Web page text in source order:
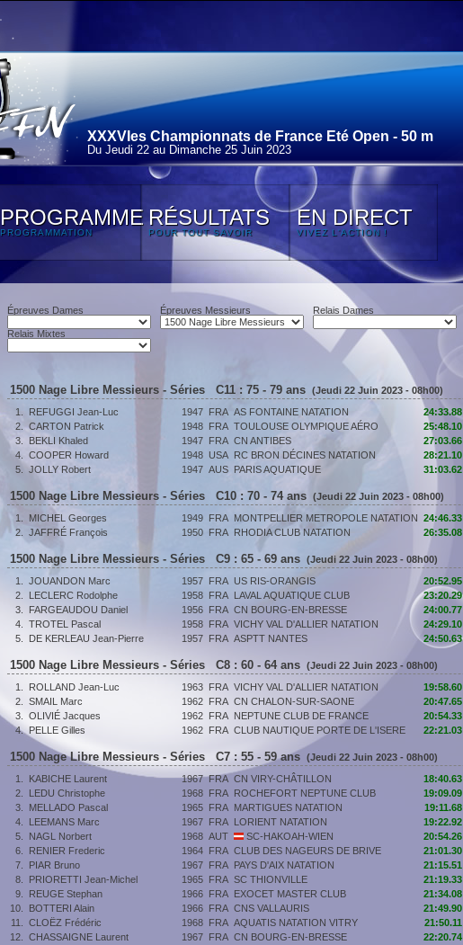
XXXVIes Championnats de France Eté Open - 50 m
Du Jeudi 22 au Dimanche 25 Juin 2023
PROGRAMME
PROGRAMMATION
RÉSULTATS
POUR TOUT SAVOIR
EN DIRECT
VIVEZ L'ACTION !
Épreuves Dames Épreuves Messieurs Relais Dames
Relais Mixtes
1500 Nage Libre Messieurs - Séries C11 : 75 - 79 ans (Jeudi 22 Juin 2023 - 08h00)
1.
REFUGGI Jean-Luc 1947 FRA AS FONTAINE NATATION 24:33.88
2.
CARTON Patrick 1948 FRA TOULOUSE OLYMPIQUE AÉRO 25:48.10
3. BEKLI Khaled 1947 FRA CN ANTIBES 27:03.66
4. COOPER Howard 1948 USA RC BRON DÉCINES NATATION 28:21.10
5. JOLLY Robert 1947 AUS PARIS AQUATIQUE 31:03.62
1500 Nage Libre Messieurs - Séries C10 : 70 - 74 ans (Jeudi 22 Juin 2023 - 08h00)
1.
MICHEL Georges 1949 FRA MONTPELLIER METROPOLE NATATION 24:46.33
2. JAFFRÉ François 1950 FRA RHODIA CLUB NATATION 26:35.08
1500 Nage Libre Messieurs - Séries C9 : 65 - 69 ans (Jeudi 22 Juin 2023 - 08h00)
1.
JOUANDON Marc 1957 FRA US RIS-ORANGIS 20:52.95
2. LECLERC Rodolphe 1958 FRA LAVAL AQUATIQUE CLUB 23:20.29
3. FARGEAUDOU Daniel 1956 FRA CN BOURG-EN-BRESSE 24:00.77
4. TROTEL Pascal 1958 FRA VICHY VAL D'ALLIER NATATION 24:29.10
5. DE KERLEAU Jean-Pierre 1957 FRA ASPTT NANTES 24:50.63
1500 Nage Libre Messieurs - Séries C8 : 60 - 64 ans (Jeudi 22 Juin 2023 - 08h00)
1.
ROLLAND Jean-Luc 1963 FRA VICHY VAL D'ALLIER NATATION 19:58.60
2. SMAIL Marc 1962 FRA CN CHALON-SUR-SAONE 20:47.65
3. OLIVIÉ Jacques 1962 FRA NEPTUNE CLUB DE FRANCE 20:54.33
4. PELLE Gilles 1962 FRA CLUB NAUTIQUE PORTE DE L'ISERE 22:21.03
1500 Nage Libre Messieurs - Séries C7 : 55 - 59 ans (Jeudi 22 Juin 2023 - 08h00)
1.
KABICHE Laurent 1967 FRA CN VIRY-CHÂTILLON 18:40.63
2. LEDU Christophe 1968 FRA ROCHEFORT NEPTUNE CLUB 19:09.09
3. MELLADO Pascal 1965 FRA MARTIGUES NATATION 19:11.68
4. LEEMANS Marc 1967 FRA LORIENT NATATION 19:22.92
5. NAGL Norbert 1968 AUT SC-HAKOAH-WIEN 20:54.26
6. RENIER Frederic 1964 FRA CLUB DES NAGEURS DE BRIVE 21:01.30
7. PIAR Bruno 1967 FRA PAYS D'AIX NATATION 21:15.51
8. PRIORETTI Jean-Michel 1965 FRA SC THIONVILLE 21:19.33
9. REUGE Stephan 1966 FRA EXOCET MASTER CLUB 21:34.08
10. BOTTERI Alain 1966 FRA CNS VALLAURIS 21:49.90
11. CLOËZ Frédéric 1968 FRA AQUATIS NATATION VITRY 21:50.11
12. CHASSAIGNE Laurent 1967 FRA CN BOURG-EN-BRESSE 22:20.74